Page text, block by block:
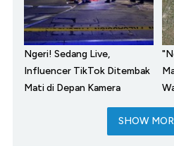
Ngeri! Sedang Live,
Influencer TikTok Ditembak
Mati di Depan Kamera
SHOW